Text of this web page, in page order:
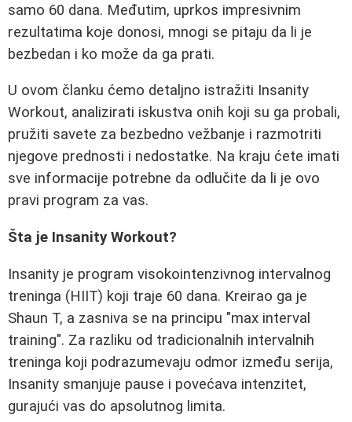
samo 60 dana. Međutim, uprkos impresivnim
rezultatima koje donosi, mnogi se pitaju da li je
bezbedan i ko može da ga prati.
U ovom članku ćemo detaljno istražiti Insanity
Workout, analizirati iskustva onih koji su ga probali,
pružiti savete za bezbedno vežbanje i razmotriti
njegove prednosti i nedostatke. Na kraju ćete imati
sve informacije potrebne da odlučite da li je ovo
pravi program za vas.
Šta je Insanity Workout?
Insanity je program visokointenzivnog intervalnog
treninga (HIIT) koji traje 60 dana. Kreirao ga je
Shaun T, a zasniva se na principu "max interval
training". Za razliku od tradicionalnih intervalnih
treninga koji podrazumevaju odmor između serija,
Insanity smanjuje pause i povećava intenzitet,
gurajući vas do apsolutnog limita.